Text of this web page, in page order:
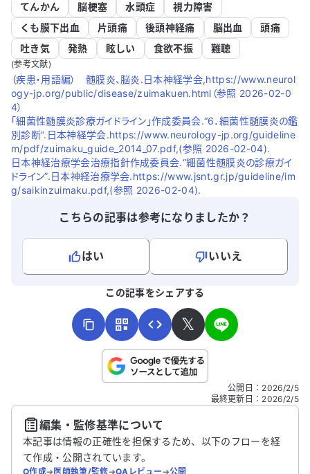
てんかん
脳梗塞 水頭症
視力障害
くも膜下出血
片頭痛 後頭神経痛 脳出血
頭痛
吐き気
発熱 眩しい 食欲不振 難聴
(参考文献)
（疾患・用語編） 髄膜炎、脳炎.日本神経学会,https://www.neurol
ogy-jp.org/public/disease/zuimakuen.html（参照 2026-02-0
4）
「細菌性髄膜炎診療ガイドライン」作成委員会.“6．細菌性髄膜炎の鑑
別診断”.日本神経学会.https://www.neurology-jp.org/guideline
m/pdf/zuimaku_guide_2014_07.pdf,(参照 2026-02-04).
日本神経治療学会治療指針作成委員会.“細菌性髄膜炎の診療ガイ
ドライン”.日本神経治療学会.https://www.jsnt.gr.jp/guideline/im
g/saikinzuimaku.pdf,(参照 2026-02-04).
こちらの記事は参考になりましたか？
はい
いいえ
こちらは送信専用のフォームです。氏名やご自身の病気の詳細な
送信する
この記事をシェアする
𝕏
公開日 ： 2026/2/5
最終更新日 ： 2026/2/5
編集・監修基準について
本記事は情報の正確性を担保するため、以下のフローを経
て作成・公開されています。
Q作成➔医師執筆/監修➔QAレビュー➔公開